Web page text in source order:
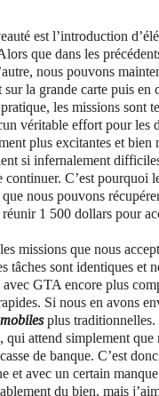
est l’introduction
que dans les
nous pouvons
sur la grande carte puis
les missions sont
véritable effort pour les
plus excitantes et
si infernalement
continuer. C’est pourquoi
nous pouvons
1 500 dollars pour
missions que nous
tâches sont identiques et
GTA encore plus
Si nous en avons
plus traditionnelles.
qui attend simplement
de banque. C’est
et avec un certain
du bien, mais